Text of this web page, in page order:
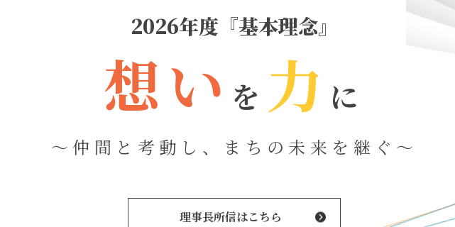
2026年度『基本理念』
想い を 力 に
～仲間と考動し、まちの未来を継ぐ～
理事長所信はこちら